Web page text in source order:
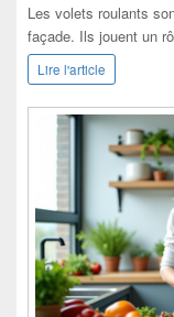
Les volets roulants
façade. Ils jouent un
Lire l'article